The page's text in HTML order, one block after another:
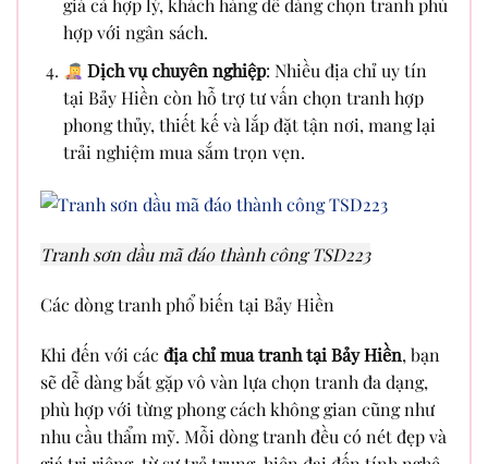
giá cả hợp lý, khách hàng dễ dàng chọn tranh phù
hợp với ngân sách.
Dịch vụ chuyên nghiệp: Nhiều địa chỉ uy tín
tại Bảy Hiền còn hỗ trợ tư vấn chọn tranh hợp
phong thủy, thiết kế và lắp đặt tận nơi, mang lại
trải nghiệm mua sắm trọn vẹn.
Tranh sơn dầu mã đáo thành công TSD223
Các dòng tranh phổ biến tại Bảy Hiền
Khi đến với các địa chỉ mua tranh tại Bảy Hiền, bạn
sẽ dễ dàng bắt gặp vô vàn lựa chọn tranh đa dạng,
phù hợp với từng phong cách không gian cũng như
nhu cầu thẩm mỹ. Mỗi dòng tranh đều có nét đẹp và